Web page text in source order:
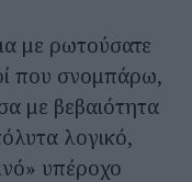
με ρωτούσατε
που σνομπάρω,
με βεβαιότητα
λογικό,
υπέροχο